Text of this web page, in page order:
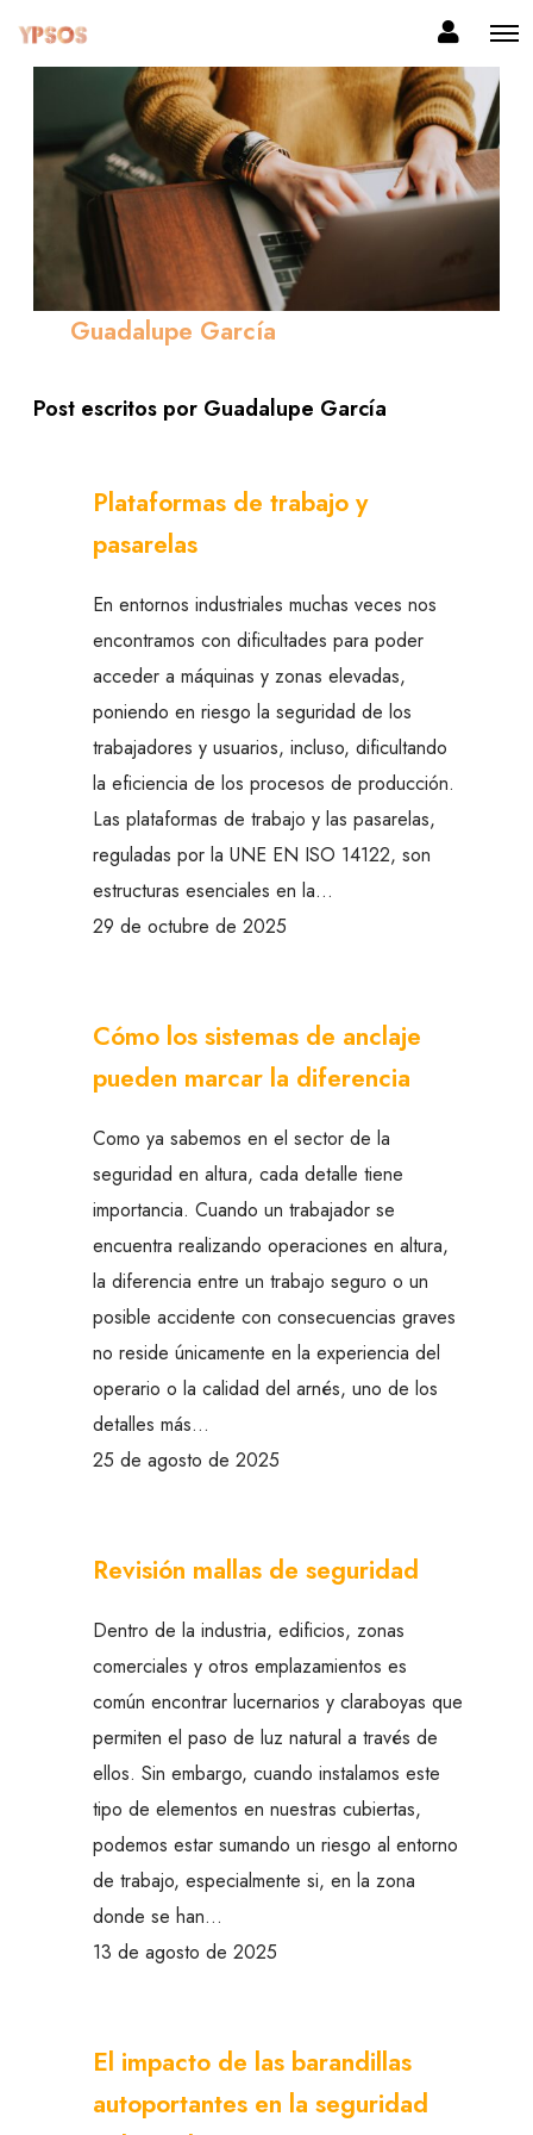
Guadalupe García
Post escritos por Guadalupe García
Plataformas de trabajo y
pasarelas
En entornos industriales muchas veces nos
encontramos con dificultades para poder
acceder a máquinas y zonas elevadas,
poniendo en riesgo la seguridad de los
trabajadores y usuarios, incluso, dificultando
la eficiencia de los procesos de producción.
Las plataformas de trabajo y las pasarelas,
reguladas por la UNE EN ISO 14122, son
estructuras esenciales en la…
29 de octubre de 2025
Cómo los sistemas de anclaje
pueden marcar la diferencia
Como ya sabemos en el sector de la
seguridad en altura, cada detalle tiene
importancia. Cuando un trabajador se
encuentra realizando operaciones en altura,
la diferencia entre un trabajo seguro o un
posible accidente con consecuencias graves
no reside únicamente en la experiencia del
operario o la calidad del arnés, uno de los
detalles más…
25 de agosto de 2025
Revisión mallas de seguridad
Dentro de la industria, edificios, zonas
comerciales y otros emplazamientos es
común encontrar lucernarios y claraboyas que
permiten el paso de luz natural a través de
ellos. Sin embargo, cuando instalamos este
tipo de elementos en nuestras cubiertas,
podemos estar sumando un riesgo al entorno
de trabajo, especialmente si, en la zona
donde se han…
13 de agosto de 2025
El impacto de las barandillas
autoportantes en la seguridad